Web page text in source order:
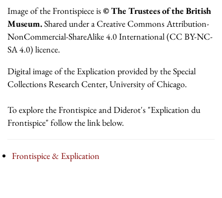
Image of the Frontispiece is© The Trustees of the British
Museum.Shared under a Creative Commons Attribution-
NonCommercial-ShareAlike 4.0 International (CC BY-NC-
SA 4.0) licence.
Digital image of the Explication provided by the Special
Collections Research Center, University of Chicago.
To explore the Frontispice and Diderot's "Explication du
Frontispice" follow the link below.
Frontispice & Explication